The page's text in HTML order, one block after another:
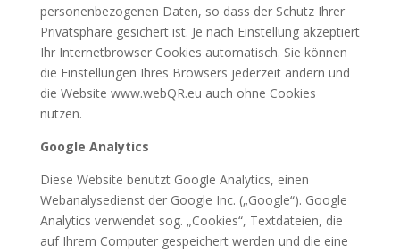
personenbezogenen Daten, so dass der Schutz Ihrer
Privatsphäre gesichert ist. Je nach Einstellung akzeptiert
Ihr Internetbrowser Cookies automatisch. Sie können
die Einstellungen Ihres Browsers jederzeit ändern und
die Website www.webQR.eu auch ohne Cookies
nutzen.
Google Analytics
Diese Website benutzt Google Analytics, einen
Webanalysedienst der Google Inc. („Google“). Google
Analytics verwendet sog. „Cookies“, Textdateien, die
auf Ihrem Computer gespeichert werden und die eine